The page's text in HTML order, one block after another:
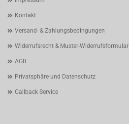
Kontakt
Versand- & Zahlungsbedingungen
Widerrufsrecht & Muster-Widerrufsformular
AGB
Privatsphäre und Datenschutz
Callback Service